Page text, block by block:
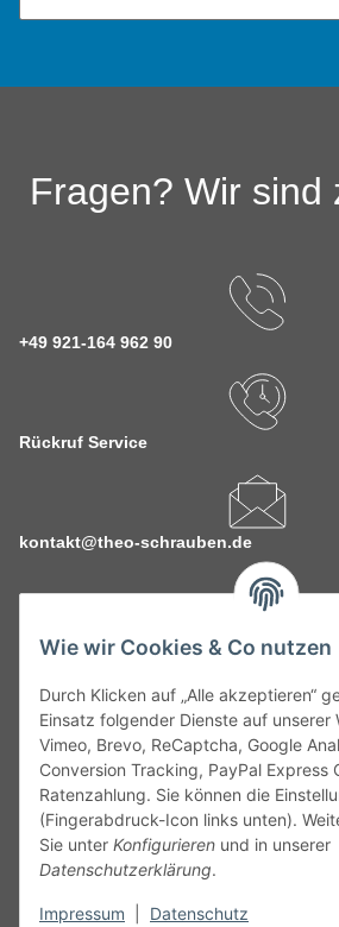
Wie wir Cookies & Co nutzen
Durch Klicken auf „Alle akzeptieren“
Einsatz folgender Dienste auf unserer
Vimeo, Brevo, ReCaptcha, Google
Conversion Tracking, PayPal Express
Ratenzahlung. Sie können die
(Fingerabdruck-Icon links unten).
Sie unter Konfigurieren und in unserer
Datenschutzerklärung.
Impressum Datenschutz
Fragen? Wir sind
+49 921-164 962 90
Rückruf Service
kontakt@theo-schrauben.de
Service
Gesetzliche Informationen
Alle technischen Angaben ohne Gewähr.
Angaben vorbehalten. Wenn Sie
unseren Kundenservice. Abbildungen